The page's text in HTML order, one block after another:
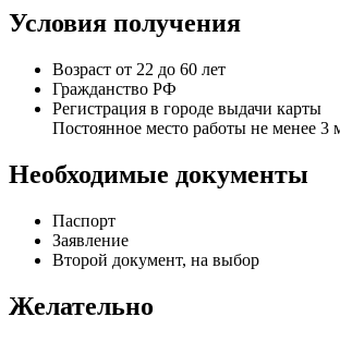
Условия получения
Возраст от 22 до 60 лет
Гражданство РФ
Регистрация в городе выдачи карты
Постоянное место работы не менее 3
Необходимые документы
Паспорт
Заявление
Второй документ, на выбор
Желательно